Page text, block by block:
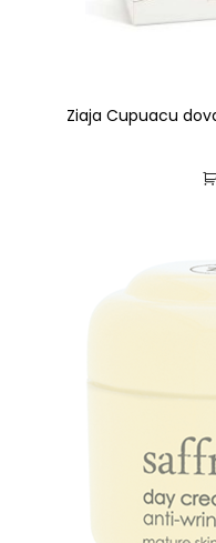
Ziaja Cupuacu